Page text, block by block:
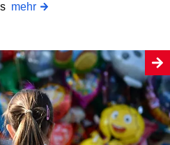
mehr